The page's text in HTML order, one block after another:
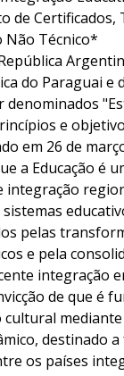
de
Não Técnico*
do Paraguai e
denominados
e
em 26 de
a Educação é
integração
pelas
e pela
integração
de que é
destinado
os países